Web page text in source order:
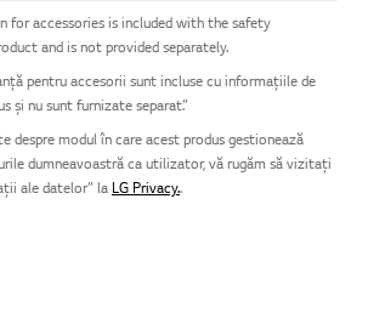
for accessories is included with the safety
and is not provided separately.
pentru accesorii sunt incluse cu informațiile de
și nu sunt furnizate separat.”
despre modul în care acest produs gestionează
dumneavoastră ca utilizator, vă rugăm să vizitați
ale datelor” la LG Privacy..